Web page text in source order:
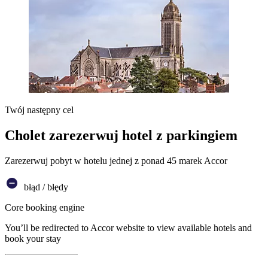
Twój następny cel
Cholet zarezerwuj hotel z parkingiem
Zarezerwuj pobyt w hotelu jednej z ponad 45 marek Accor
błąd / błędy
Core booking engine
You’ll be redirected to Accor website to view available hotels and
book your stay